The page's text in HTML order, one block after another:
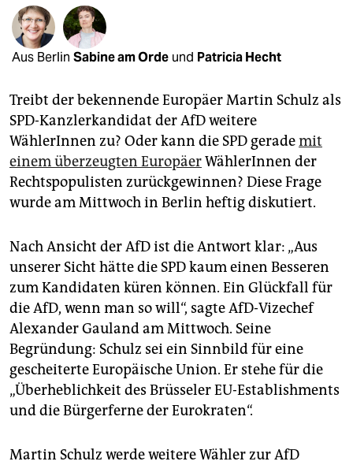
shop
fragen & hilfe
abo
genossenschaft
epaper login
Aus Berlin Sabine am Orde und Patricia Hecht
Treibt der bekennende Europäer Martin Schulz als
SPD-Kanzlerkandidat der AfD weitere
WählerInnen zu? Oder kann die SPD gerademit
einem überzeugten EuropäerWählerInnen der
Rechtspopulisten zurückgewinnen? Diese Frage
wurde am Mittwoch in Berlin heftig diskutiert.
Nach Ansicht der AfD ist die Antwort klar: „Aus
unserer Sicht hätte die SPD kaum einen Besseren
zum Kandidaten küren können. Ein Glückfall für
die AfD, wenn man so will“, sagte AfD-Vizechef
Alexander Gauland am Mittwoch. Seine
Begründung: Schulz sei ein Sinnbild für eine
gescheiterte Europäische Union. Er stehe für die
„Überheblichkeit des Brüsseler EU-Establishments
und die Bürgerferne der Eurokraten“.
Martin Schulz werde weitere Wähler zur AfD